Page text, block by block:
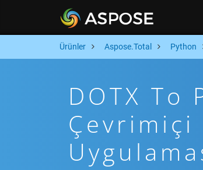
Ürünler Aspose.Total Python
DOTX To
Çevrimiçi